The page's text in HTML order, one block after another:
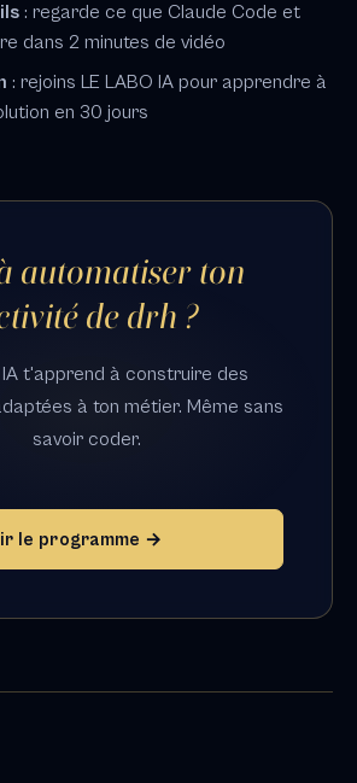
: regarde ce que Claude Code et
dans 2 minutes de vidéo
: rejoins LE LABO IA pour apprendre à
en 30 jours
automatiser ton
de drh ?
IA t'apprend à construire des
à ton métier. Même sans
savoir coder.
le programme →